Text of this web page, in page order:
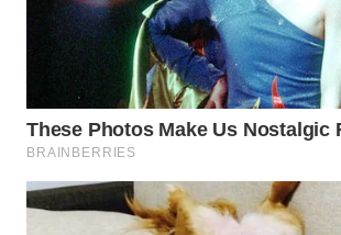
WN DELI
SERDANG
WN
TEBING
TINGGI
WN